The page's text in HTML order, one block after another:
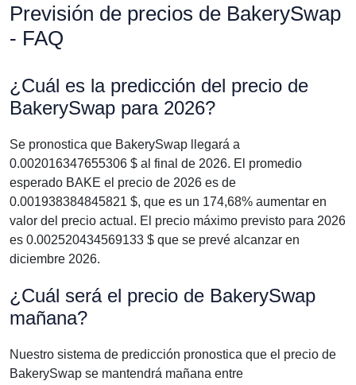
Previsión de precios de BakerySwap
- FAQ
¿Cuál es la predicción del precio de
BakerySwap para 2026?
Se pronostica que BakerySwap llegará a
0.002016347655306 $ al final de 2026. El promedio
esperado BAKE el precio de 2026 es de
0.001938384845821 $, que es un 174,68% aumentar en
valor del precio actual. El precio máximo previsto para 2026
es 0.002520434569133 $ que se prevé alcanzar en
diciembre 2026.
¿Cuál será el precio de BakerySwap
mañana?
Nuestro sistema de predicción pronostica que el precio de
BakerySwap se mantendrá mañana entre